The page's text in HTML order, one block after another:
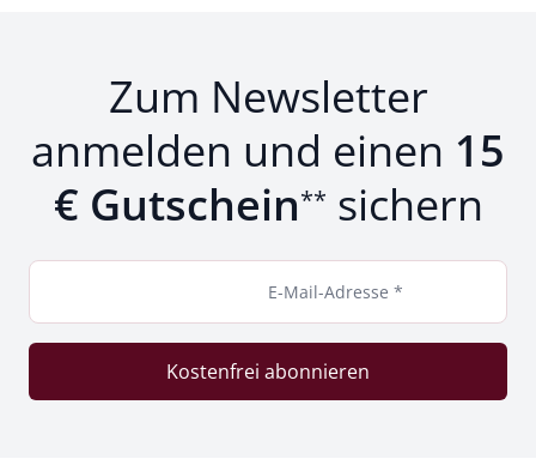
Zum Newsletter
anmelden und einen 15
€ Gutschein** sichern
E-Mail-Adresse *
Kostenfrei abonnieren